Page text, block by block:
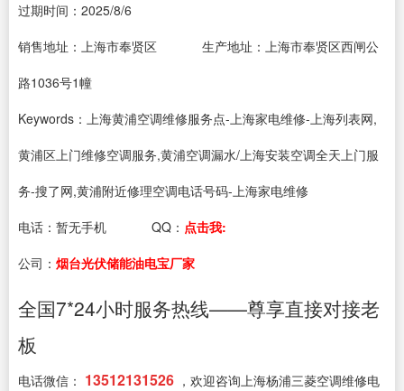
过期时间： 2025/8/6
销售地址：上海市奉贤区
生产地址：上海市奉贤区西闸公
路1036号1幢
Keywords：上海黄浦空调维修服务点-上海家电维修-上海列表网,
黄浦区上门维修空调服务,黄浦空调漏水/上海安装空调全天上门服
务-搜了网,黄浦附近修理空调电话号码-上海家电维修
电话： 暂无手机 QQ： 点击我:
公司： 烟台光伏储能油电宝厂家
全国7*24小时服务热线——尊享直接对接老
板
电话微信： 13512131526 ，欢迎咨询上海杨浦三菱空调维修电